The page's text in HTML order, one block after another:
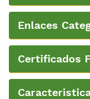
Enlaces
Certificados